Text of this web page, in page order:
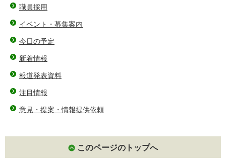
職員採用
イベント・募集案内
今日の予定
新着情報
報道発表資料
注目情報
意見・提案・情報提供依頼
このページのトップへ